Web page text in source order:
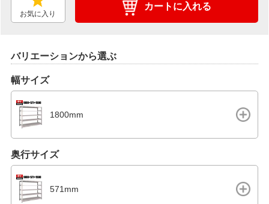
お気に入り
カートに入れる
バリエーションから選ぶ
幅サイズ
1800mm
奥行サイズ
571mm